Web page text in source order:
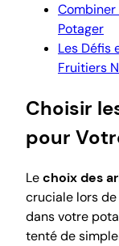
Potager
Les Défis
Fruitiers
Choisir
pour
Lechoix des
cruciale lors
dans votre
tenté de